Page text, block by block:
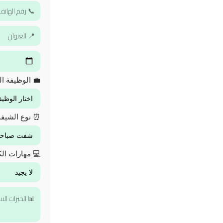
💼 الوظيفة
⏰ نوع
💻 مهارات